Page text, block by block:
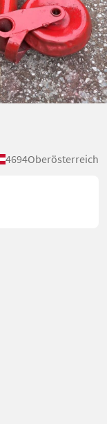
4694Oberösterreich